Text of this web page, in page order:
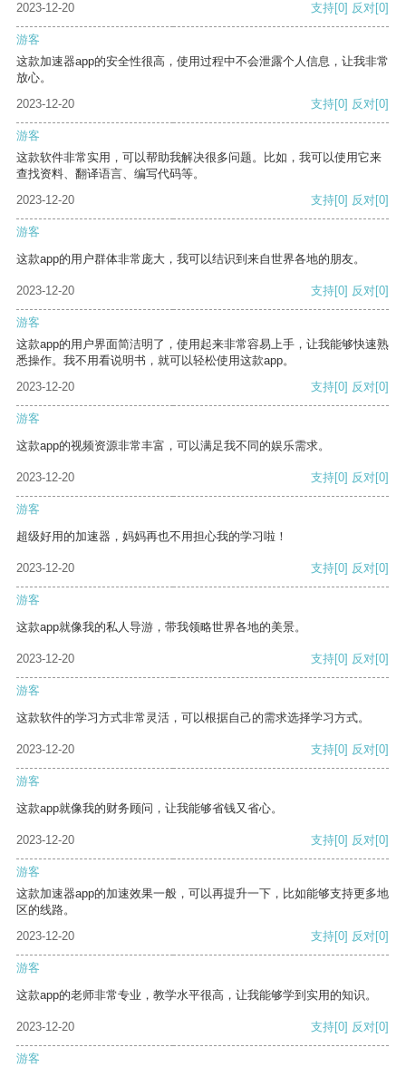
2023-12-20 支持[0] 反对[0]
游客
这款加速器app的安全性很高，使用过程中不会泄露个人信息，让我非常
放心。
2023-12-20
支持[0] 反对[0]
游客
这款软件非常实用，可以帮助我解决很多问题。比如，我可以使用它来
查找资料、翻译语言、编写代码等。
2023-12-20
支持[0] 反对[0]
游客
这款app的用户群体非常庞大，我可以结识到来自世界各地的朋友。
2023-12-20 支持[0] 反对[0]
游客
这款app的用户界面简洁明了，使用起来非常容易上手，让我能够快速熟
悉操作。我不用看说明书，就可以轻松使用这款app。
2023-12-20
支持[0] 反对[0]
游客
这款app的视频资源非常丰富，可以满足我不同的娱乐需求。
2023-12-20 支持[0] 反对[0]
游客
超级好用的加速器，妈妈再也不用担心我的学习啦！
2023-12-20 支持[0] 反对[0]
游客
这款app就像我的私人导游，带我领略世界各地的美景。
2023-12-20 支持[0] 反对[0]
游客
这款软件的学习方式非常灵活，可以根据自己的需求选择学习方式。
2023-12-20 支持[0] 反对[0]
游客
这款app就像我的财务顾问，让我能够省钱又省心。
2023-12-20 支持[0] 反对[0]
游客
这款加速器app的加速效果一般，可以再提升一下，比如能够支持更多地
区的线路。
2023-12-20
支持[0] 反对[0]
游客
这款app的老师非常专业，教学水平很高，让我能够学到实用的知识。
2023-12-20 支持[0] 反对[0]
游客